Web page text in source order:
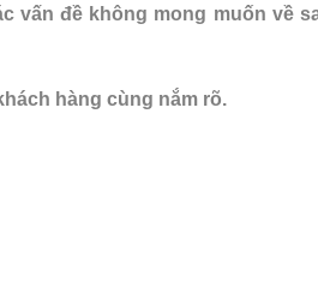
vấn đề không mong muốn về
hàng cùng nắm rõ.